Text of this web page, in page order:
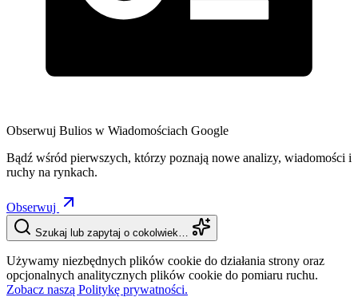
Obserwuj Bulios w Wiadomościach Google
Bądź wśród pierwszych, którzy poznają nowe analizy, wiadomości i
ruchy na rynkach.
Obserwuj
Szukaj lub zapytaj o cokolwiek…
Używamy niezbędnych plików cookie do działania strony oraz
opcjonalnych analitycznych plików cookie do pomiaru ruchu.
Zobacz naszą Politykę prywatności.